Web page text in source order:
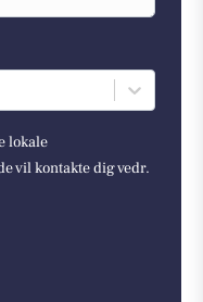
lokale
vil kontakte dig vedr.